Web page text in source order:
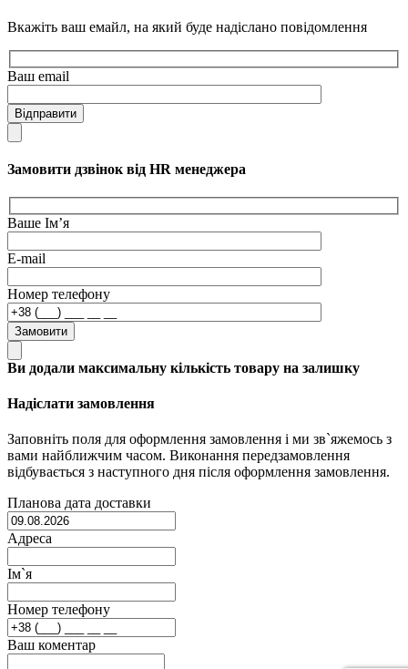
Вкажіть ваш емайл, на який буде надіслано повідомлення
Ваш email
Відправити
Замовити дзвінок від HR менеджера
Ваше Ім’я
E-mail
Номер телефону
Замовити
Ви додали максимальну кількість товару на залишку
Надіслати замовлення
Заповніть поля для оформлення замовлення і ми зв`яжемось з
вами найближчим часом. Виконання передзамовлення
відбувається з наступного дня після оформлення замовлення.
Планова дата доставки
Адреса
Ім`я
Номер телефону
Ваш коментар